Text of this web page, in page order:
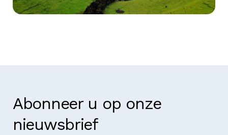
Neem contact op
Abonneer u op onze
nieuwsbrief